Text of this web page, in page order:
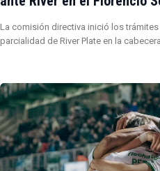
La comisión directiva inició los trámites
parcialidad de River Plate en la